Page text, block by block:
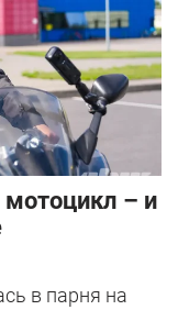
мотоцикл – и
в парня на